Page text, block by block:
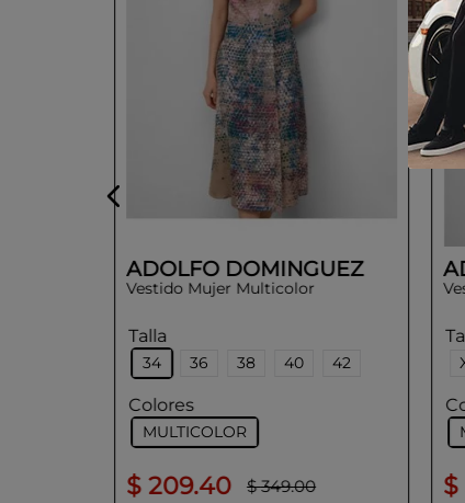
ADOLFO DOMINGUEZ
Vestido Mujer Multicolor
Talla
34 36 38 40 42
Colores
MULTICOLOR
$ 209.40 $ 349.00 $